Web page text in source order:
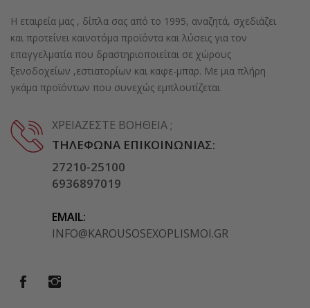
Η εταιρεία μας , δίπλα σας από το 1995, αναζητά, σχεδιάζει
και προτείνει καινοτόμα προϊόντα και λύσεις για τον
επαγγελματία που δραστηριοποιείται σε χώρους
ξενοδοχείων ,εστιατορίων και καφε-μπαρ. Με μια πλήρη
γκάμα προϊόντων που συνεχώς εμπλουτίζεται
ΧΡΕΙΆΖΕΣΤΕ ΒΟΉΘΕΙΑ ;
ΤΗΛΈΦΩΝΑ ΕΠΙΚΟΙΝΩΝΊΑΣ:
27210-25100
6936897019
EMAIL:
INFO@KAROUSOSEXOPLISMOI.GR